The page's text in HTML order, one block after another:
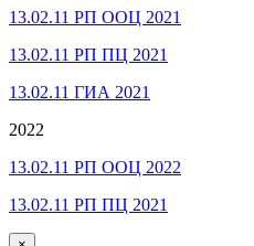
13.02.11 РП ООЦ 2021
13.02.11 РП ПЦ 2021
13.02.11 ГИА 2021
2022
13.02.11 РП ООЦ 2022
13.02.11 РП ПЦ 2021